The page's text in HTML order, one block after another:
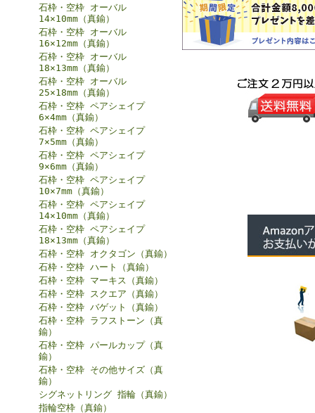
石枠・空枠 オーバル
14×10mm（真鍮）
石枠・空枠 オーバル
16×12mm（真鍮）
石枠・空枠 オーバル
18×13mm（真鍮）
石枠・空枠 オーバル
25×18mm（真鍮）
石枠・空枠 ペアシェイプ
6×4mm（真鍮）
石枠・空枠 ペアシェイプ
7×5mm（真鍮）
石枠・空枠 ペアシェイプ
9×6mm（真鍮）
石枠・空枠 ペアシェイプ
10×7mm（真鍮）
石枠・空枠 ペアシェイプ
14×10mm（真鍮）
石枠・空枠 ペアシェイプ
18×13mm（真鍮）
石枠・空枠 オクタゴン（真鍮）
石枠・空枠 ハート（真鍮）
石枠・空枠 マーキス（真鍮）
石枠・空枠 スクエア（真鍮）
石枠・空枠 バゲット（真鍮）
石枠・空枠 ラフストーン（真
鍮）
石枠・空枠 パールカップ（真
鍮）
石枠・空枠 その他サイズ（真
鍮）
シグネットリング 指輪（真鍮）
指輪空枠（真鍮）